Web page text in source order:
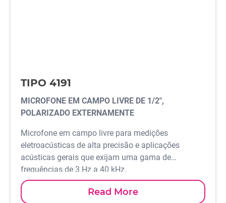
TIPO 4191
MICROFONE EM CAMPO LIVRE DE 1/2",
POLARIZADO EXTERNAMENTE
Microfone em campo livre para medições
eletroacústicas de alta precisão e aplicações
acústicas gerais que exijam uma gama de
frequências de 3 Hz a 40 kHz.
Read More